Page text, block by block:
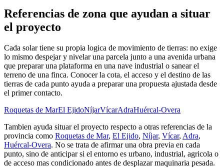
Referencias de zona que ayudan a situar
el proyecto
Cada solar tiene su propia logica de movimiento de tierras: no exige
lo mismo despejar y nivelar una parcela junto a una avenida urbana
que preparar una plataforma en una nave industrial o sanear el
terreno de una finca. Conocer la cota, el acceso y el destino de las
tierras de cada punto ayuda a preparar una propuesta ajustada desde
el primer contacto.
Roquetas de MarEl EjidoNíjarVícarAdraHuércal-Overa
Tambien ayuda situar el proyecto respecto a otras referencias de la
provincia como Roquetas de Mar, El Ejido, Níjar, Vícar, Adra,
Huércal-Overa. No se trata de afirmar una obra previa en cada
punto, sino de anticipar si el entorno es urbano, industrial, agricola o
de acceso mas condicionado antes de desplazar maquinaria pesada.